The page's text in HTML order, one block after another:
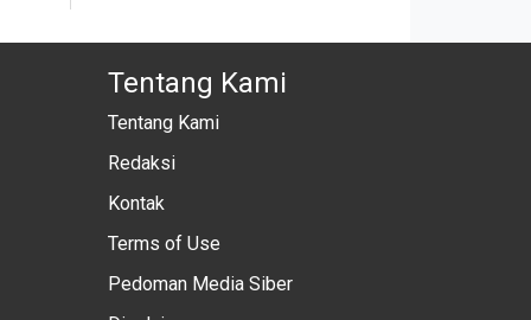
Tentang Kami
Tentang Kami
Redaksi
Kontak
Terms of Use
Pedoman Media Siber